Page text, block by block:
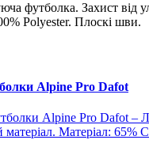
футболка. Захист від
Polyester. Плоскі шви.
Alpine Pro Dafot